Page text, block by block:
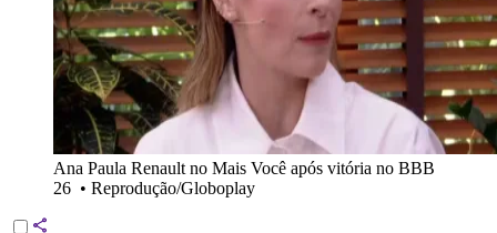
Ana Paula Renault no Mais Você após vitória no BBB
26 • Reprodução/Globoplay